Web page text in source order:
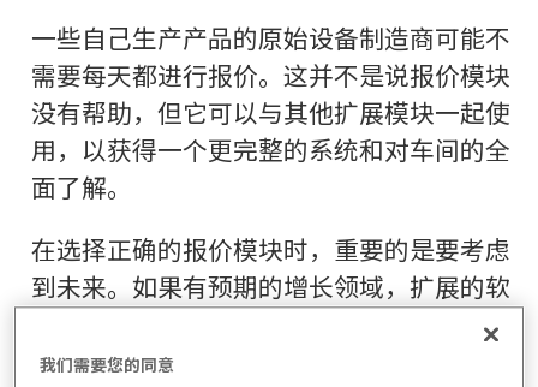
一些自己生产产品的原始设备制造商可能不
需要每天都进行报价。这并不是说报价模块
没有帮助，但它可以与其他扩展模块一起使
用，以获得一个更完整的系统和对车间的全
面了解。
在选择正确的报价模块时，重要的是要考虑
到未来。如果有预期的增长领域，扩展的软
件包会更有意义，就不要只选择一个独立的
选项而受到限制。
我们需要您的同意